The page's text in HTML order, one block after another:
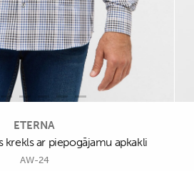
ETERNA
krekls ar piepogājamu apkakli
AW-24